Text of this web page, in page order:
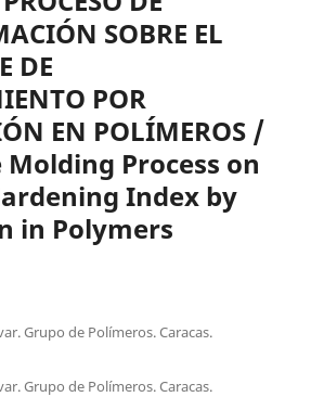
SOBRE EL
DE
POR
EN POLÍMEROS /
Process on
Index by
in Polymers
Grupo de Polímeros. Caracas.
Grupo de Polímeros. Caracas.